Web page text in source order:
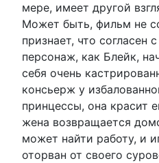
мере, имеет другой
Может быть, фильм не
признает, что согласен
персонаж, как Блейк,
себя очень
консьерж у
принцессы, она красит
жена возвращается
может найти работу, и
оторван от своего